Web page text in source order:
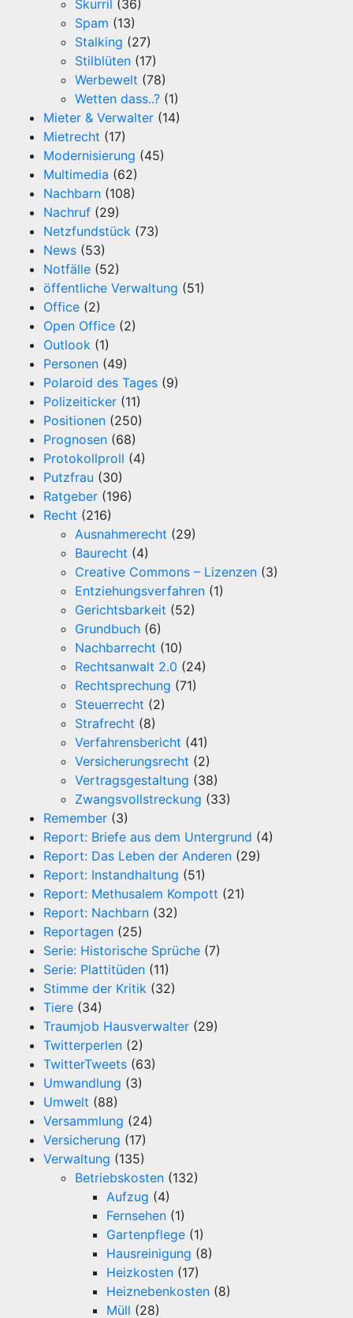
Skurril (36)
Spam (13)
Stalking (27)
Stilblüten (17)
Werbewelt (78)
Wetten dass..? (1)
Mieter & Verwalter (14)
Mietrecht (17)
Modernisierung (45)
Multimedia (62)
Nachbarn (108)
Nachruf (29)
Netzfundstück (73)
News (53)
Notfälle (52)
öffentliche Verwaltung (51)
Office (2)
Open Office (2)
Outlook (1)
Personen (49)
Polaroid des Tages (9)
Polizeiticker (11)
Positionen (250)
Prognosen (68)
Protokollproll (4)
Putzfrau (30)
Ratgeber (196)
Recht (216)
Ausnahmerecht (29)
Baurecht (4)
Creative Commons – Lizenzen (3)
Entziehungsverfahren (1)
Gerichtsbarkeit (52)
Grundbuch (6)
Nachbarrecht (10)
Rechtsanwalt 2.0 (24)
Rechtsprechung (71)
Steuerrecht (2)
Strafrecht (8)
Verfahrensbericht (41)
Versicherungsrecht (2)
Vertragsgestaltung (38)
Zwangsvollstreckung (33)
Remember (3)
Report: Briefe aus dem Untergrund (4)
Report: Das Leben der Anderen (29)
Report: Instandhaltung (51)
Report: Methusalem Kompott (21)
Report: Nachbarn (32)
Reportagen (25)
Serie: Historische Sprüche (7)
Serie: Plattitüden (11)
Stimme der Kritik (32)
Tiere (34)
Traumjob Hausverwalter (29)
Twitterperlen (2)
TwitterTweets (63)
Umwandlung (3)
Umwelt (88)
Versammlung (24)
Versicherung (17)
Verwaltung (135)
Betriebskosten (132)
Aufzug (4)
Fernsehen (1)
Gartenpflege (1)
Hausreinigung (8)
Heizkosten (17)
Heiznebenkosten (8)
Müll (28)